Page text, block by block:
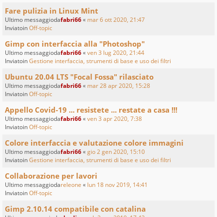
Fare pulizia in Linux Mint
Ultimo messaggiodafabri66« mar 6 ott 2020, 21:47
InviatoinOff-topic
Gimp con interfaccia alla "Photoshop"
Ultimo messaggiodafabri66«ven 3 lug 2020, 21:44
InviatoinGestione interfaccia, strumenti di base e uso dei filtri
Ubuntu 20.04 LTS "Focal Fossa" rilasciato
Ultimo messaggiodafabri66« mar 28 apr 2020, 15:28
InviatoinOff-topic
Appello Covid-19 ... resistete ... restate a casa !!!
Ultimo messaggiodafabri66«ven 3 apr 2020, 7:38
InviatoinOff-topic
Colore interfaccia e valutazione colore immagini
Ultimo messaggiodafabri66«gio 2 gen 2020, 15:10
InviatoinGestione interfaccia, strumenti di base e uso dei filtri
Collaborazione per lavori
Ultimo messaggiodareleone « lun 18 nov 2019, 14:41
InviatoinOff-topic
Gimp 2.10.14 compatibile con catalina